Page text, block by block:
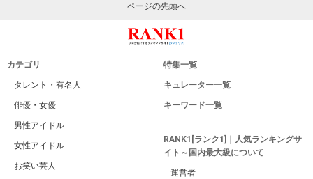
ページの先頭へ
カテゴリ
タレント・有名人
俳優・女優
男性アイドル
女性アイドル
お笑い芸人
特集一覧
キュレーター一覧
キーワード一覧
RANK1[ランク1]｜人気ランキングサ
イト～国内最大級について
運営者